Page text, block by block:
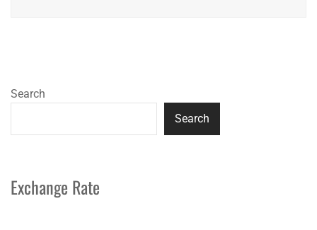
Search
Search
Exchange Rate